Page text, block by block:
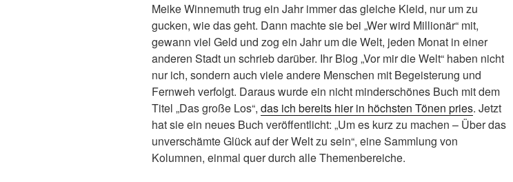
Meike Winnemuth trug ein Jahr immer das gleiche Kleid, nur um zu
gucken, wie das geht. Dann machte sie bei „Wer wird Millionär“ mit,
gewann viel Geld und zog ein Jahr um die Welt, jeden Monat in einer
anderen Stadt un schrieb darüber. Ihr Blog „Vor mir die Welt“ haben nicht
nur ich, sondern auch viele andere Menschen mit Begeisterung und
Fernweh verfolgt. Daraus wurde ein nicht minderschönes Buch mit dem
Titel „Das große Los“, das ich bereits hier in höchsten Tönen pries. Jetzt
hat sie ein neues Buch veröffentlicht: „Um es kurz zu machen – Über das
unverschämte Glück auf der Welt zu sein“, eine Sammlung von
Kolumnen, einmal quer durch alle Themenbereiche.